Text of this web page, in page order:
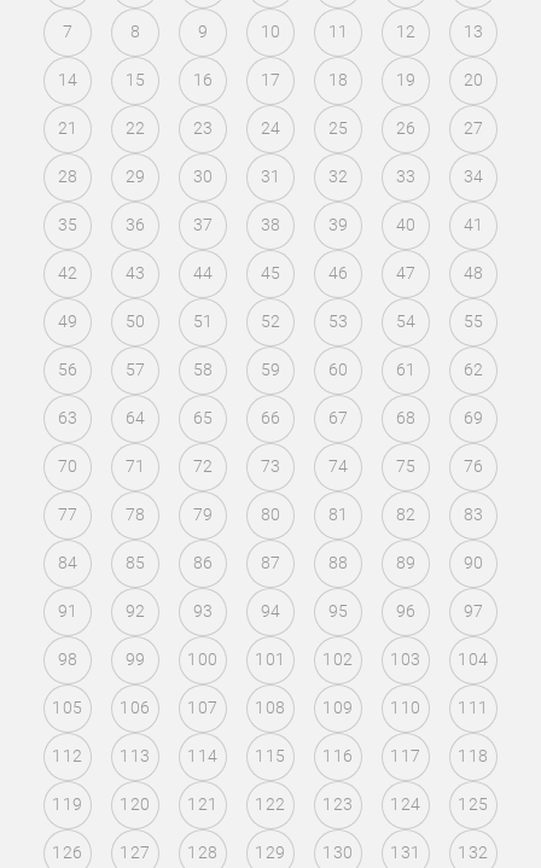
7 8 9 10 11 12 13
14 15 16 17 18 19 20
21 22 23 24 25 26 27
28 29 30 31 32 33 34
35 36 37 38 39 40 41
42 43 44 45 46 47 48
49 50 51 52 53 54 55
56 57 58 59 60 61 62
63 64 65 66 67 68 69
70 71 72 73 74 75 76
77 78 79 80 81 82 83
84 85 86 87 88 89 90
91 92 93 94 95 96 97
98 99 100 101 102 103 104
105 106 107 108 109 110 111
112 113 114 115 116 117 118
119 120 121 122 123 124 125
126 127 128 129 130 131 132